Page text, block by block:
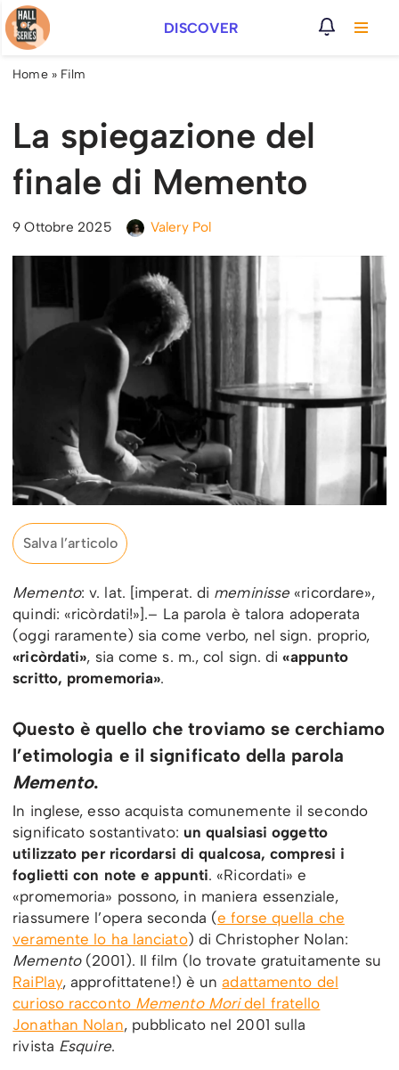
Vai
al
DISCOVER
Home» Film
La spiegazione del
finale di Memento
9 Ottobre 2025 Valery Pol
Salva l’articolo
Memento: v. lat. [imperat. di meminisse «ricordare»,
quindi: «ricòrdati!»].– La parola è talora adoperata
(oggi raramente) sia come verbo, nel sign. proprio,
«ricòrdati», sia come s. m., col sign. di«appunto
scritto, promemoria».
Questo è quello che troviamo se cerchiamo
l’etimologia e il significato della parola
Memento.
In inglese, esso acquista comunemente il secondo
significato sostantivato: un qualsiasi oggetto
utilizzato per ricordarsi di qualcosa, compresi i
foglietti con note e appunti. «Ricordati» e
«promemoria» possono, in maniera essenziale,
riassumere l’opera seconda (e forse quella che
veramente lo ha lanciato) di Christopher Nolan:
Memento (2001). Il film (lo trovate gratuitamente su
RaiPlay, approfittatene!) è unadattamento del
curioso racconto Memento Moridel fratello
Jonathan Nolan, pubblicato nel 2001 sulla
rivista Esquire.